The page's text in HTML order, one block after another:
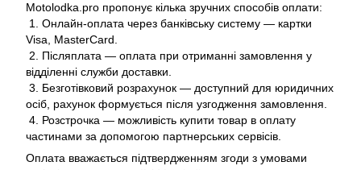
Motolodka.pro пропонує кілька зручних способів оплати:
1. Онлайн-оплата через банківську систему — картки
Visa, MasterCard.
2. Післяплата — оплата при отриманні замовлення у
відділенні служби доставки.
3. Безготівковий розрахунок — доступний для юридичних
осіб, рахунок формується після узгодження замовлення.
4. Розстрочка — можливість купити товар в оплату
частинами за допомогою партнерських сервісів.
Оплата вважається підтвердженням згоди з умовами